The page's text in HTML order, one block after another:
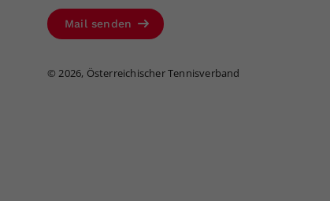
Mail senden
© 2026, Österreichischer Tennisverband